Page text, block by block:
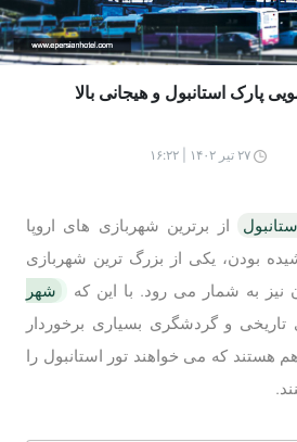
پارک استانبول و هیجانی بالا
۲۷ تیر ۱۴۰۲ | ۱۶:۲۲
از برترین شهربازی های اروپا
بودن، یکی از بزرگ ترین شهربازی
به شمار می رود. با این که
شهر
تاریخی و گردشگری بسیاری برخوردار
هستند که می خواهند تور استانبول را